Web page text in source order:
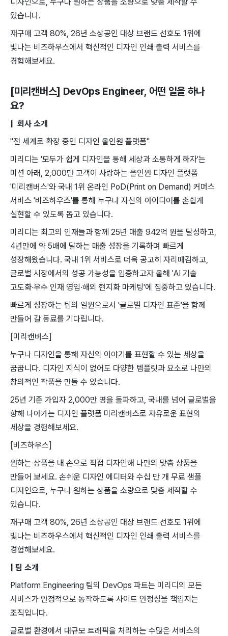
있습니다.
재구매 고객 80%, 26년 소상공인 대상 브랜드 선호도 1위에
빛나는 비즈하우스에서 혁신적인 디자인 인쇄 출력 서비스를
경험해보세요.
[미리캔버스] DevOps Engineer, 어떤 일을 하나
요?
| 회사 소개
"전 세계로 확장 중인 디자인 올인원 플랫폼"
미리디는 '모두가 쉽게 디자인을 통해 세상과 소통하게 하자'는
미션 아래, 2,000만 고객이 사랑하는 올인원 디자인 플랫폼
'미리캔버스'와 국내 1위 온라인 PoD(Print on Demand) 커머스
서비스 '비즈하우스'를 통해 누구나 자신의 아이디어를 손쉽게
실현할 수 있도록 돕고 있습니다.
미리디는 최고의 인재들과 함께 25년 매출 942억 원을 달성하고,
4년만에 약 5배에 달하는 매출 성장을 기록하며 빠르게
성장해왔습니다. 국내 1위 서비스로 더욱 공고히 자리매김하고,
글로벌 시장에서의 성공 가능성을 입증하고자 올해 'AI 기술
고도화·우수 인재 영입·해외 현지화 마케팅'에 집중하고 있습니다.
빠르게 성장하는 팀의 일원으로서 '글로벌 디자인 표준'을 함께
만들어 갈 동료를 기다립니다.
[미리캔버스]
누구나 디자인을 통해 자신의 이야기를 표현할 수 있는 세상을
꿈꿉니다. 디자인 지식이 없어도 다양한 템플릿과 요소로 나만의
창의적인 작품을 만들 수 있습니다.
25년 기준 가입자 2,000만 명을 돌파하고, 국내를 넘어 글로벌을
향해 나아가는 디자인 플랫폼 미리캔버스로 자유로운 표현의
세상을 경험해보세요.
[비즈하우스]
원하는 상품을 내 손으로 직접 디자인해 나만의 맞춤 상품을
만들어 보세요. 손쉬운 디자인 에디터와 수십 만 개 무료 샘플
디자인으로, 누구나 원하는 상품을 소량으로 맞춤 제작할 수
있습니다.
재구매 고객 80%, 26년 소상공인 대상 브랜드 선호도 1위에
빛나는 비즈하우스에서 혁신적인 디자인 인쇄 출력 서비스를
경험해보세요.
| 팀 ​소개 ​
Platform ​Engineering 팀의 ​DevOps 파트는 미리디의 모든 ​
서비스가 ​안정적으로 동작하도록 ​사이트 안정성을 책임지는 ​
조직입니다.
글로벌 환경에서 ​대규모 ​트래픽을 처리하는 ​수많은 ​서비스의 ​